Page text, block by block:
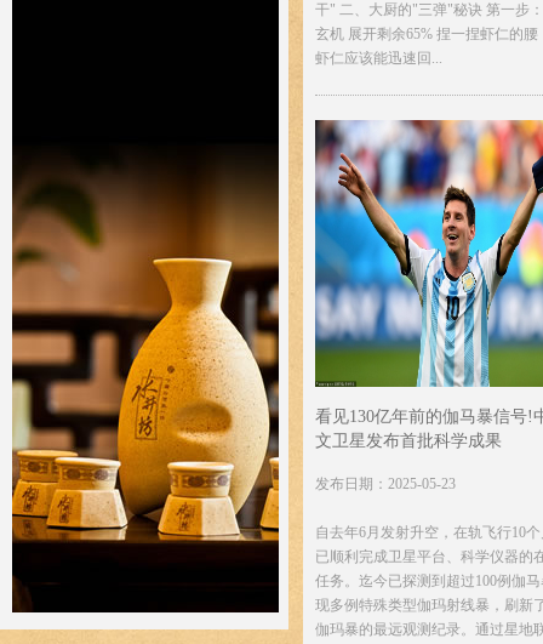
干" 二、大厨的"三弹"秘诀 第一步
玄机 展开剩余65% 捏一捏虾仁的腰
虾仁应该能迅速回...
看见130亿年前的伽马暴信号!
文卫星发布首批科学成果
发布日期：2025-05-23
自去年6月发射升空，在轨飞行10
已顺利完成卫星平台、科学仪器的
任务。迄今已探测到超过100例伽
现多例特殊类型伽玛射线暴，刷新
伽玛暴的最远观测纪录。通过星地